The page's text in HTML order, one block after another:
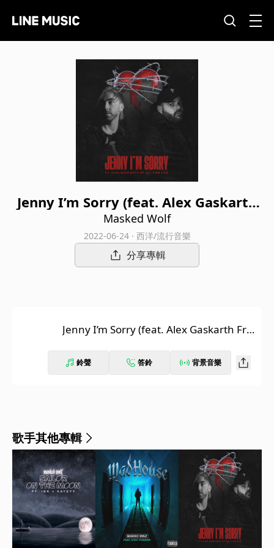
Jenny I’m Sorry (feat. Alex Gaskarth
From All Time Low)
Masked Wolf
2022-06-24 · 西洋/流行音樂
分享專輯
Jenny I’m Sorry (feat. Alex Gaskarth Fro
鈴聲 答鈴 背景音樂
歌手其他專輯